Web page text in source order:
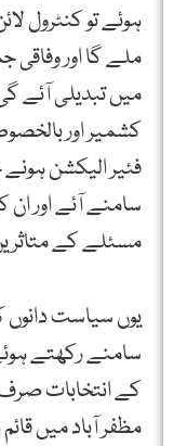
ہوئے تو کنٹرول
ملے گا اور
میں تبدیلی آئے گی
کشمیر اور
فئیر الیکشن
سامنے آئے اور
مسئلے کے
یوں سیاست دانوں
سامنے رکھتے
کے انتخابات
مظفر آباد میں